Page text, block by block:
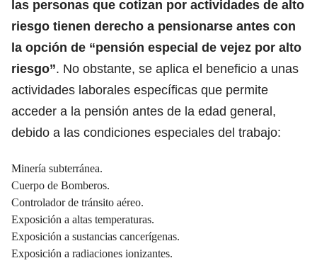
las personas que cotizan por actividades de alto
riesgo tienen derecho a pensionarse antes con
la opción de “pensión especial de vejez por alto
riesgo”. No obstante, se aplica el beneficio a unas
actividades laborales específicas que permite
acceder a la pensión antes de la edad general,
debido a las condiciones especiales del trabajo:
Minería subterránea.
Cuerpo de Bomberos.
Controlador de tránsito aéreo.
Exposición a altas temperaturas.
Exposición a sustancias cancerígenas.
Exposición a radiaciones ionizantes.